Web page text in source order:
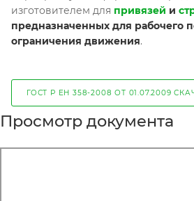
изготовителем для привязей и
предназначенных для рабочего
ограничения движения.
ГОСТ Р ЕН 358-2008 ОТ 01.07.2009
Просмотр документа